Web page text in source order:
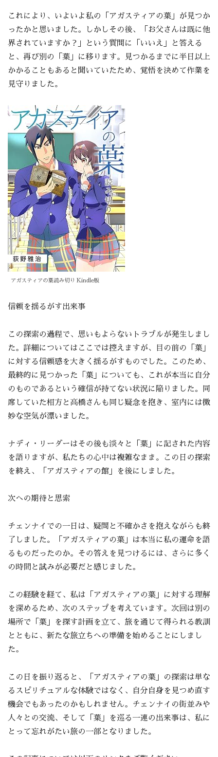
これにより、いよいよ私の「アガスティアの葉」が見つか
ったかと思いました。しかしその後、「お父さんは既に他
界されていますか？」という質問に「いいえ」と答える
と、再び別の「葉」に移ります。見つかるまでに半日以上
かかることもあると聞いていたため、覚悟を決めて作業を
見守りました。
アガスティアの葉読み切り Kindle版
信頼を揺るがす出来事
この探索の過程で、思いもよらないトラブルが発生しまし
た。詳細についてはここでは控えますが、目の前の「葉」
に対する信頼感を大きく揺るがすものでした。このため、
最終的に見つかった「葉」についても、これが本当に自分
のものであるという確信が持てない状況に陥りました。同
席していた相方と高橋さんも同じ疑念を抱き、室内には微
妙な空気が漂いました。
ナディ・リーダーはその後も淡々と「葉」に記された内容
を語りますが、私たちの心中は複雑なまま。この日の探索
を終え、「アガスティアの館」を後にしました。
次への期待と思索
チェンナイでの一日は、疑問と不確かさを抱えながらも終
了しました。「アガスティアの葉」は本当に私の運命を語
るものだったのか。その答えを見つけるには、さらに多く
の時間と試みが必要だと感じました。
この経験を経て、私は「アガスティアの葉」に対する理解
を深めるため、次のステップを考えています。次回は別の
場所で「葉」を探す計画を立て、旅を通じて得られる教訓
とともに、新たな旅立ちへの準備を始めることにしまし
た。
この日を振り返ると、「アガスティアの葉」の探索は単な
るスピリチュアルな体験ではなく、自分自身を見つめ直す
機会でもあったのかもしれません。チェンナイの街並みや
人々との交流、そして「葉」を巡る一連の出来事は、私に
とって忘れがたい旅の一部となりました。